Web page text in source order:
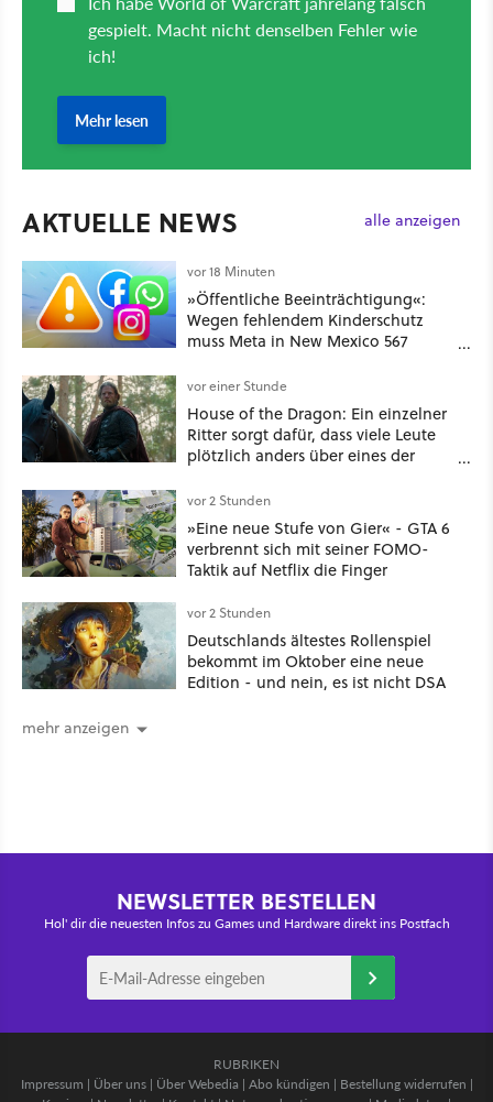
AKTUELLE NEWS alle anzeigen
vor 18 Minuten
»Öffentliche Beeinträchtigung«:
Wegen fehlendem Kinderschutz
muss Meta in New Mexico 567
vor einer Stunde
House of the Dragon: Ein einzelner
Ritter sorgt dafür, dass viele Leute
plötzlich anders über eines der
Thrones denken
vor 2 Stunden
»Eine neue Stufe von Gier« - GTA 6
verbrennt sich mit seiner FOMO-
Taktik auf Netflix die Finger
vor 2 Stunden
Deutschlands ältestes Rollenspiel
bekommt im Oktober eine neue
Edition - und nein, es ist nicht DSA
mehr anzeigen
NEWSLETTER BESTELLEN
Hol' dir die neuesten Infos zu Games und Hardware direkt ins Postfach
RUBRIKEN
Impressum | Über uns| Über Webedia | Abo kündigen | Bestellung widerrufen |